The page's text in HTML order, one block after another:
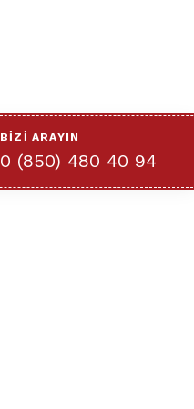
BIZI ARAYIN
0 (850) 480 40 94